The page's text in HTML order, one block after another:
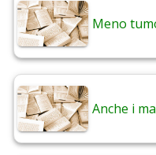
Meno
Anche i